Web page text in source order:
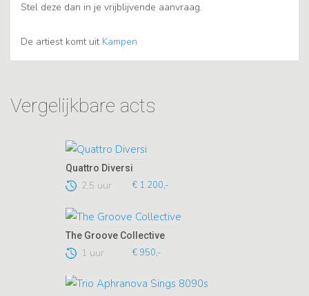
Stel deze dan in je vrijblijvende aanvraag.
De artiest komt uit Kampen
Vergelijkbare acts
Quattro Diversi
2,5 uur € 1.200,-
The Groove Collective
1 uur € 950,-